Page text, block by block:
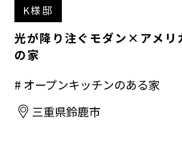
K様邸
光が降り注ぐモダン×アメリ
の家
# オープンキッチンのある家
三重県鈴鹿市